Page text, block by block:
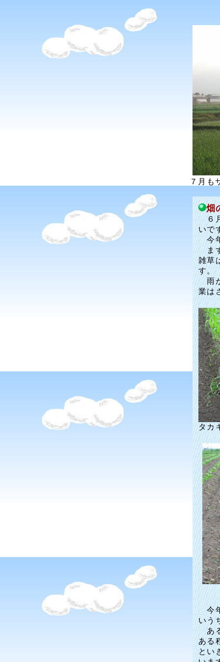
７月も
畑
６月
いで
今年
まず
雑草
す。
雨が
業は
タカ
今年
いう
ある
ある
とい